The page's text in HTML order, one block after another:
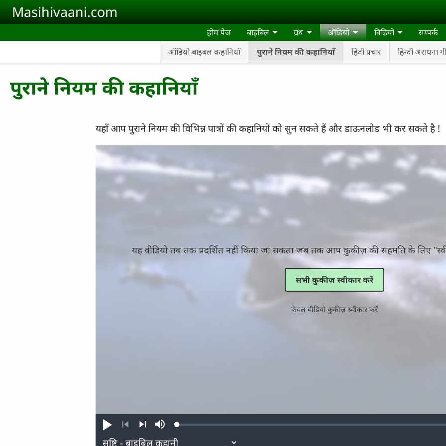
Skip to main content
Masihivaani.com
होम पेज बाइबिल ग्रंथ
ऑडियो
ऑडियो बाइबल कहानियाँ
पुराने नियम की कहानियाँ हिंदी प्रचार हिन्दी अराधना
विडियो सम्पर्क
पुराने नियम की कहानियाँ
यहाँ आप पुराने नियम की विभिन्न पात्रों की कहानियों को सुन सकते हैं और डाऊनलोड भी कर सकते है !
यह वीडियो तब तक प्रदर्शित नहीं किया जा सकता जब तक आप कुकीज़ की सहमति के लिए
सभी कुकीज़ स्वीकार करें
केवल वीडियो कुकीज़ स्वीकार करें
प्ले
पिछला अगला
म्यूट Loaded: